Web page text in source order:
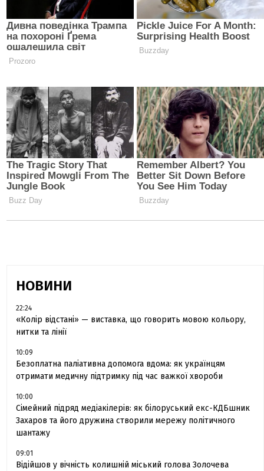
НОВИНИ
22:24
«Колір відстані» — виставка, що говорить мовою кольору,
нитки та лінії
10:09
Безоплатна паліативна допомога вдома: як українцям
отримати медичну підтримку під час важкої хвороби
10:00
Сімейний підряд медіакілерів: як білоруський екс-КДБшник
Захаров та його дружина створили мережу політичного
шантажу
09:01
Відійшов у вічність колишній міський голова Золочева